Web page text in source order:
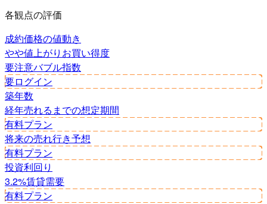
各観点の評価
成約価格の値動き
やや値上がり お買い得度
要注意バブル指数
要ログイン
築年数
経年売れるまでの想定期間
有料プラン
将来の売れ行き予想
有料プラン
投資利回り
3.2%賃貸需要
有料プラン